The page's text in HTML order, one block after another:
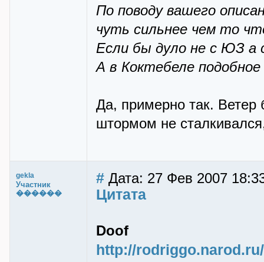
По поводу вашего
чуть сильнее чем то
Если бы дуло не с ЮЗ а
А в Коктебеле
Да, примерно так.
штормом не
gekla
Участник
������
# Дата: 27 Фев 2007
Цитата
Doof
http://